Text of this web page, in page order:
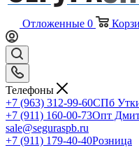
Отложенные 0
Телефоны
+7 (963) 312-99-60СПб
+7 (911) 160-00-73Опт
sale@seguraspb.ru
+7 (911) 179-40-40Розница